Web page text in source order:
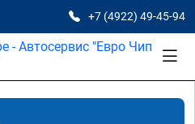
+7 (4922) 49-45-94